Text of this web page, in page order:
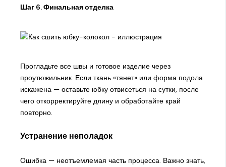
Шаг 6. Финальная отделка
Прогладьте все швы и готовое изделие через
проутюжильник. Если ткань «тянет» или форма подола
искажена — оставьте юбку отвисеться на сутки, после
чего откорректируйте длину и обработайте край
повторно.
Устранение неполадок
Ошибка — неотъемлемая часть процесса. Важно знать,